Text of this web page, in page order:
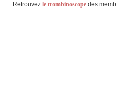
Retrouvez le trombinoscope des